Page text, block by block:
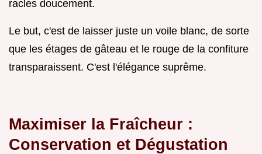
racles doucement.
Le but, c'est de laisser juste un voile blanc, de sorte
que les étages de gâteau et le rouge de la confiture
transparaissent. C'est l'élégance suprême.
Maximiser la Fraîcheur :
Conservation et Dégustation